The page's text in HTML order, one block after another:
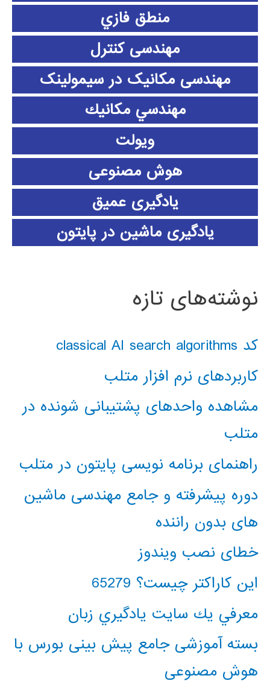
منطق فازي
مهندسی کنترل
مهندسی مکانیک در سیمولینک
مهندسي مكانيك
ویولت
هوش مصنوعی
یادگیری عمیق
یادگیری ماشین در پایتون
نوشته‌های تازه
کد classical AI search algorithms
کاربردهای نرم افزار متلب
مشاهده واحدهای پشتیبانی شونده در
متلب
راهنمای برنامه نویسی پایتون در متلب
دوره پیشرفته و جامع مهندسی ماشین
های بدون راننده
خطای نصب ویندوز
این کاراکتر چیست؟ 65279
معرفي يك سايت يادگيري زبان
بسته آموزشی جامع پیش بینی بورس با
هوش مصنوعی